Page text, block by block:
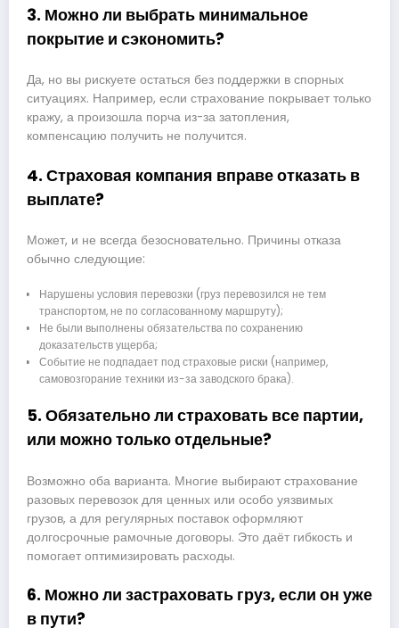
3. Можно ли выбрать минимальное
покрытие и сэкономить?
Да, но вы рискуете остаться без поддержки в спорных
ситуациях. Например, если страхование покрывает только
кражу, а произошла порча из-за затопления,
компенсацию получить не получится.
4. Страховая компания вправе отказать в
выплате?
Может, и не всегда безосновательно. Причины отказа
обычно следующие:
Нарушены условия перевозки (груз перевозился не тем
транспортом, не по согласованному маршруту);
Не были выполнены обязательства по сохранению
доказательств ущерба;
Событие не подпадает под страховые риски (например,
самовозгорание техники из-за заводского брака).
5. Обязательно ли страховать все партии,
или можно только отдельные?
Возможно оба варианта. Многие выбирают страхование
разовых перевозок для ценных или особо уязвимых
грузов, а для регулярных поставок оформляют
долгосрочные рамочные договоры. Это даёт гибкость и
помогает оптимизировать расходы.
6. Можно ли застраховать груз, если он уже
в пути?